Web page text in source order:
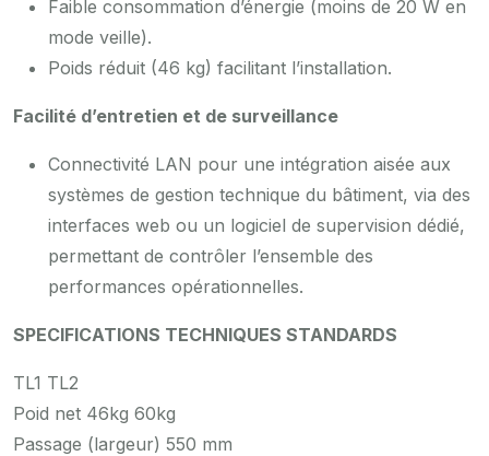
Faible consommation d’énergie (moins de 20 W en
mode veille).
Poids réduit (46 kg) facilitant l’installation.
Facilité d’entretien et de surveillance
Connectivité LAN pour une intégration aisée aux
systèmes de gestion technique du bâtiment, via des
interfaces web ou un logiciel de supervision dédié,
permettant de contrôler l’ensemble des
performances opérationnelles.
SPECIFICATIONS TECHNIQUES STANDARDS
TL1 TL2
Poid net 46kg 60kg
Passage (largeur) 550 mm